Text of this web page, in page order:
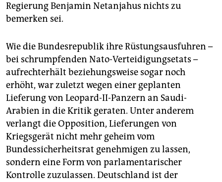
Regierung Benjamin Netanjahus nichts zu
bemerken sei.
Wie die Bundesrepublik ihre Rüstungsausfuhren –
bei schrumpfenden Nato-Verteidigungsetats –
aufrechterhält beziehungsweise sogar noch
erhöht, war zuletzt wegen einer geplanten
Lieferung von Leopard-II-Panzern an Saudi-
Arabien in die Kritik geraten. Unter anderem
verlangt die Opposition, Lieferungen von
Kriegsgerät nicht mehr geheim vom
Bundessicherheitsrat genehmigen zu lassen,
sondern eine Form von parlamentarischer
Kontrolle zuzulassen. Deutschland ist der